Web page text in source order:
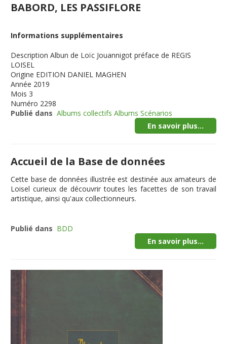
BABORD, LES PASSIFLORE
Informations supplémentaires
Description Albun de Loïc Jouannigot préface de REGIS
LOISEL
Origine EDITION DANIEL MAGHEN
Année 2019
Mois 3
Numéro 2298
Publié dans Albums collectifs Albums Scénarios
En savoir plus...
Accueil de la Base de données
Cette base de données illustréeest destinée aux amateurs de
Loisel curieux de découvrir toutes les facettes de son travail
artistique, ainsi qu'aux collectionneurs.
Publié dans BDD
En savoir plus...